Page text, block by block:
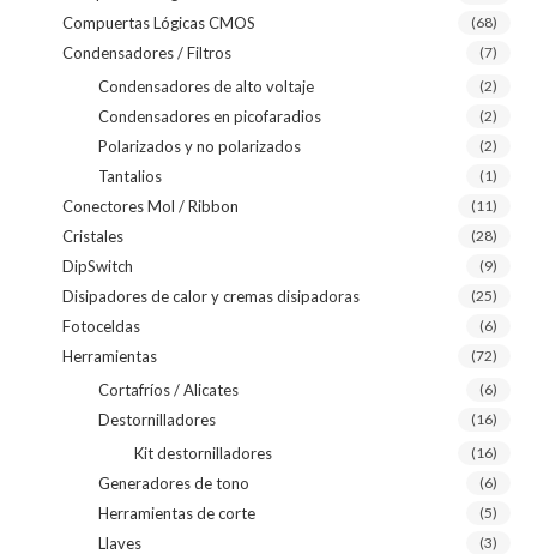
Compuertas Lógicas CMOS (68)
Condensadores / Filtros (7)
Condensadores de alto voltaje (2)
Condensadores en picofaradios (2)
Polarizados y no polarizados (2)
Tantalios (1)
Conectores Mol / Ribbon (11)
Cristales (28)
DipSwitch (9)
Disipadores de calor y cremas disipadoras (25)
Fotoceldas (6)
Herramientas (72)
Cortafríos / Alicates (6)
Destornilladores (16)
Kit destornilladores (16)
Generadores de tono (6)
Herramientas de corte (5)
Llaves (3)